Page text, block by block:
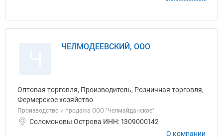
ЧЕЛМОДЕЕВСКИЙ, ООО
Оптовая торговля, Производитель, Розничная торговля,
Фермерское хозяйство
Производство и продажа ООО "Челмайданское"
Соломоновы Острова ИНН: 1309000142
О компании